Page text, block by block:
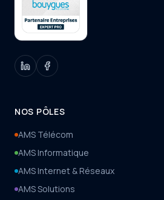
NOS PÔLES
AMS Télécom
AMS Informatique
AMS Internet & Réseaux
AMS Solutions